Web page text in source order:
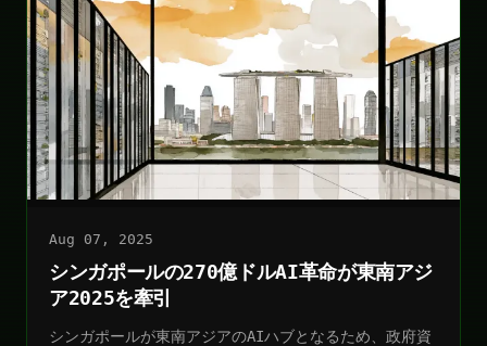
Aug 07, 2025
シンガポールの270億ドルAI革命が東南アジ
ア2025を牽引
シンガポールが東南アジアのAIハブとなるため、政府資